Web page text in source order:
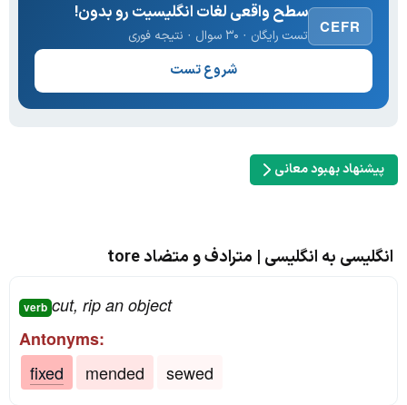
CEFR
سطح واقعی لغات انگلیسیت رو بدون!
تست رایگان · ۳۰ سوال · نتیجه فوری
شروع تست
پیشنهاد بهبود معانی
انگلیسی به انگلیسی | مترادف و متضاد tore
verb cut, rip an object
Antonyms:
fixed
mended sewed